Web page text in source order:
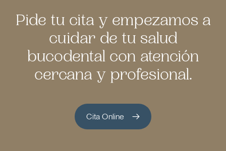
Pide tu cita y empezamos a
cuidar de tu salud
bucodental con atención
cercana y profesional.
Cita Online